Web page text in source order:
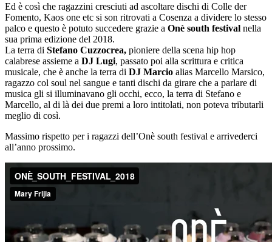
Ed è così che ragazzini cresciuti ad ascoltare dischi di Colle der
Fomento, Kaos one etc si son ritrovati a Cosenza a dividere lo stesso
palco e questo è potuto succedere grazie a Onè south festival nella
sua prima edizione del 2018.
La terra di Stefano Cuzzocrea, pioniere della scena hip hop
calabrese assieme a DJ Lugi, passato poi alla scrittura e critica
musicale, che è anche la terra di DJ Marcio alias Marcello Marsico,
ragazzo col soul nel sangue e tanti dischi da girare che a parlare di
musica gli si illuminavano gli occhi, ecco, la terra di Stefano e
Marcello, al di là dei due premi a loro intitolati, non poteva tributarli
meglio di così.
Massimo rispetto per i ragazzi dell’Onè south festival e arrivederci
all’anno prossimo.